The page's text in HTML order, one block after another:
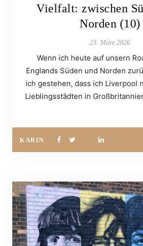
Vielfalt: zwischen
Norden (10)
23. März 2026
Wenn ich heute auf unsern
Englands Süden und Norden
ich gestehen, dass ich Liverpool
Lieblingsstädten in
KARIN